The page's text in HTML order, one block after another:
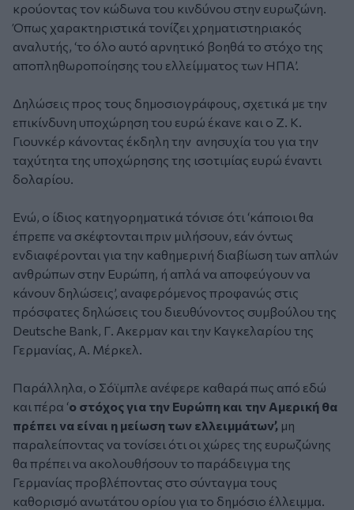
κρούοντας τον κώδωνα του κινδύνου στην ευρωζώνη.
Όπως χαρακτηριστικά τονίζει χρηματιστηριακός
αναλυτής, ‘το όλο αυτό αρνητικό βοηθά το στόχο της
αποπληθωροποίησης του ελλείμματος των ΗΠΑ’.
Δηλώσεις προς τους δημοσιογράφους, σχετικά με την
επικίνδυνη υποχώρηση του ευρώ έκανε και ο Ζ. Κ.
Γιουνκέρ κάνοντας έκδηλη την ανησυχία του για την
ταχύτητα της υποχώρησης της ισοτιμίας ευρώ έναντι
δολαρίου.
Ενώ, ο ίδιος κατηγορηματικά τόνισε ότι ‘κάποιοι θα
έπρεπε να σκέφτονται πριν μιλήσουν, εάν όντως
ενδιαφέρονται για την καθημερινή διαβίωση των απλών
ανθρώπων στην Ευρώπη, ή απλά να αποφεύγουν να
κάνουν δηλώσεις’, αναφερόμενος προφανώς στις
πρόσφατες δηλώσεις του διευθύνοντος συμβούλου της
Deutsche Bank, Γ. Ακερμαν και την Καγκελαρίου της
Γερμανίας, Α. Μέρκελ.
Παράλληλα, ο Σόϊμπλε ανέφερε καθαρά πως από εδώ
και πέρα ‘ο στόχος για την Ευρώπη και την Αμερική θα
πρέπει να είναι η μείωση των ελλειμμάτων’, μη
παραλείποντας να τονίσει ότι οι χώρες της ευρωζώνης
θα πρέπει να ακολουθήσουν το παράδειγμα της
Γερμανίας προβλέποντας στο σύνταγμα τους
καθορισμό ανωτάτου ορίου για το δημόσιο έλλειμμα.